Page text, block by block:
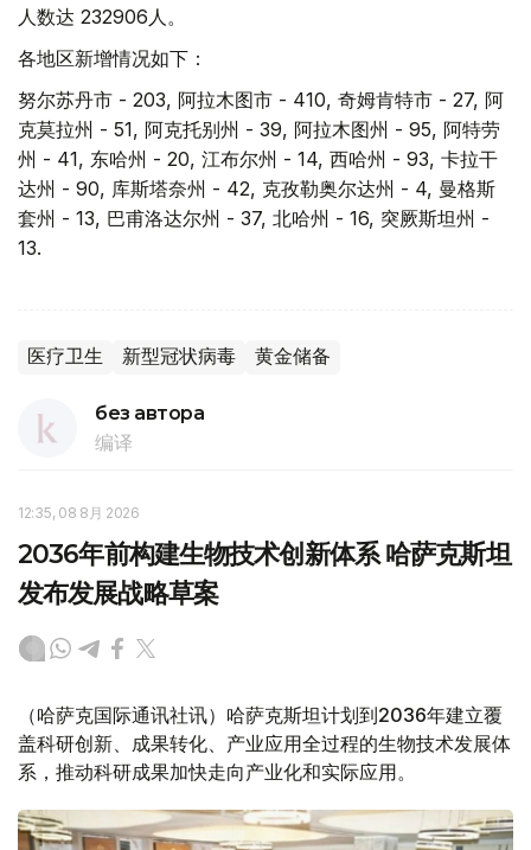
人数达 232906人。
各地区新增情况如下：
努尔苏丹市 - 203, 阿拉木图市 - 410, 奇姆肯特市 - 27, 阿
克莫拉州 - 51, 阿克托别州 - 39, 阿拉木图州 - 95, 阿特劳
州 - 41, 东哈州 - 20, 江布尔州 - 14, 西哈州 - 93, 卡拉干
达州 - 90, 库斯塔奈州 - 42, 克孜勒奥尔达州 - 4, 曼格斯
套州 - 13, 巴甫洛达尔州 - 37, 北哈州 - 16, 突厥斯坦州 -
13.
医疗卫生 新型冠状病毒 黄金储备
без автора
编译
12:35, 08 8月 2026
2036年前构建生物技术创新体系 哈萨克斯坦
发布发展战略草案
（哈萨克国际通讯社讯）哈萨克斯坦计划到2036年建立覆
盖科研创新、成果转化、产业应用全过程的生物技术发展体
系，推动科研成果加快走向产业化和实际应用。